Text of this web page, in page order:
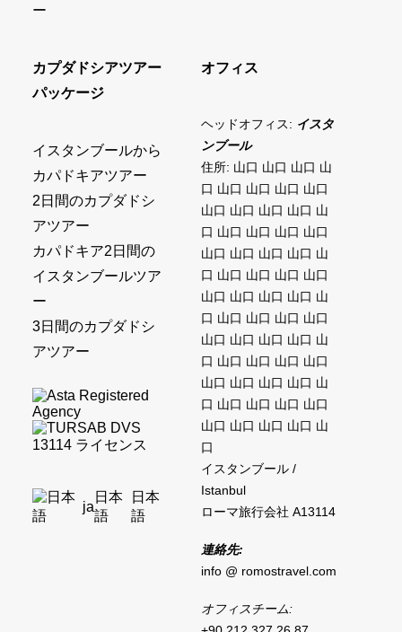
ー
カプダドシアツアー
パッケージ
イスタンブールから
カパドキアツアー
2日間のカプダドシ
アツアー
カパドキア2日間の
イスタンブールツア
ー
3日間のカプダドシ
アツアー
ja
日本
語
日本
語
オフィス
ヘッドオフィス: イスタ
ンブール
住所: 山口 山口 山口 山
口 山口 山口 山口 山口
山口 山口 山口 山口 山
口 山口 山口 山口 山口
山口 山口 山口 山口 山
口 山口 山口 山口 山口
山口 山口 山口 山口 山
口 山口 山口 山口 山口
山口 山口 山口 山口 山
口 山口 山口 山口 山口
山口 山口 山口 山口 山
口 山口 山口 山口 山口
山口 山口 山口 山口 山
口
イスタンブール /
Istanbul
ローマ旅行会社 A13114
連絡先:
info @ romostravel.com
オフィスチーム: